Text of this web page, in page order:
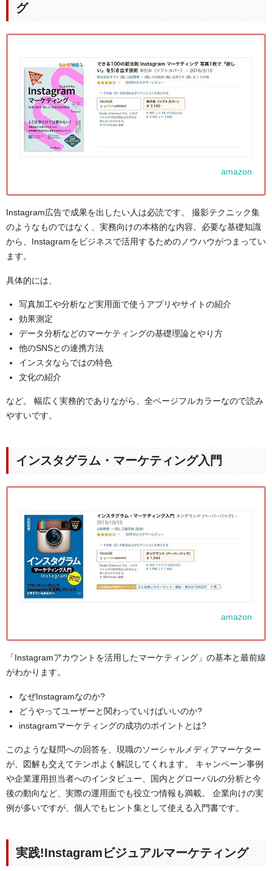
グ
amazon
Instagram広告で成果を出したい人は必読です。 撮影テクニック集
のようなものではなく、実務向けの本格的な内容。必要な基礎知識
から、Instagramをビジネスで活用するためのノウハウがつまってい
ます。
具体的には、
写真加工や分析など実用面で使うアプリやサイトの紹介
効果測定
データ分析などのマーケティングの基礎理論とやり方
他のSNSとの連携方法
インスタならではの特色
文化の紹介
など。 幅広く実務的でありながら、全ページフルカラーなので読み
やすいです。
インスタグラム・マーケティング入門
amazon
「Instagramアカウントを活用したマーケティング」の基本と最前線
がわかります。
なぜInstagramなのか?
どうやってユーザーと関わっていけばいいのか?
instagramマーケティングの成功のポイントとは?
このような疑問への回答を、現職のソーシャルメディアマーケター
が、図解も交えてテンポよく解説してくれます。 キャンペーン事例
や企業運用担当者へのインタビュー、国内とグローバルの分析と今
後の動向など、実際の運用面でも役立つ情報も満載。 企業向けの実
例が多いですが、個人でもヒント集として使える入門書です。
実践!Instagramビジュアルマーケティング